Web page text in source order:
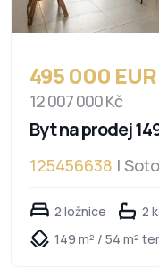
495 000 EUR
12 007 000 Kč
Byt na prodej
125456638 |
2 ložnice
2
149 m² / 54 m²